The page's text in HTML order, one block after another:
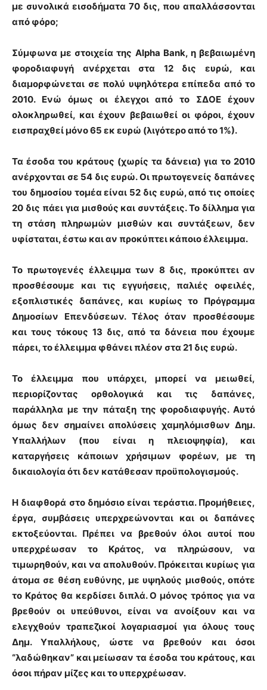
με συνολικά εισοδήματα 70 δις, που απαλλάσσονται
από φόρο;
Σύμφωνα με στοιχεία της Alpha Bank, η βεβαιωμένη
φοροδιαφυγή ανέρχεται στα 12 δις ευρώ, και
διαμορφώνεται σε πολύ υψηλότερα επίπεδα από το
2010. Ενώ όμως οι έλεγχοι από το ΣΔΟΕ έχουν
ολοκληρωθεί, και έχουν βεβαιωθεί οι φόροι, έχουν
εισπραχθεί μόνο 65 εκ ευρώ (λιγότερο από το 1%).
Τα έσοδα του κράτους (χωρίς τα δάνεια) για το 2010
ανέρχονται σε 54 δις ευρώ. Οι πρωτογενείς δαπάνες
του δημοσίου τομέα είναι 52 δις ευρώ, από τις οποίες
20 δις πάει για μισθούς και συντάξεις. Το δίλλημα για
τη στάση πληρωμών μισθών και συντάξεων, δεν
υφίσταται, έστω και αν προκύπτει κάποιο έλλειμμα.
Το πρωτογενές έλλειμμα των 8 δις, προκύπτει αν
προσθέσουμε και τις εγγυήσεις, παλιές οφειλές,
εξοπλιστικές δαπάνες, και κυρίως το Πρόγραμμα
Δημοσίων Επενδύσεων. Τέλος όταν προσθέσουμε
και τους τόκους 13 δις, από τα δάνεια που έχουμε
πάρει, το έλλειμμα φθάνει πλέον στα 21 δις ευρώ.
Το έλλειμμα που υπάρχει, μπορεί να μειωθεί,
περιορίζοντας ορθολογικά και τις δαπάνες,
παράλληλα με την πάταξη της φοροδιαφυγής. Αυτό
όμως δεν σημαίνει απολύσεις χαμηλόμισθων Δημ.
Υπαλλήλων (που είναι η πλειοψηφία), και
καταργήσεις κάποιων χρήσιμων φορέων, με τη
δικαιολογία ότι δεν κατάθεσαν προϋπολογισμούς.
Η διαφθορά στο δημόσιο είναι τεράστια. Προμήθειες,
έργα, συμβάσεις υπερχρεώνονται και οι δαπάνες
εκτοξεύονται. Πρέπει να βρεθούν όλοι αυτοί που
υπερχρέωσαν το Κράτος, να πληρώσουν, να
τιμωρηθούν, και να απολυθούν. Πρόκειται κυρίως για
άτομα σε θέση ευθύνης, με υψηλούς μισθούς, οπότε
το Κράτος θα κερδίσει διπλά. Ο μόνος τρόπος για να
βρεθούν οι υπεύθυνοι, είναι να ανοίξουν και να
ελεγχθούν τραπεζικοί λογαριασμοί για όλους τους
Δημ. Υπαλλήλους, ώστε να βρεθούν και όσοι
“λαδώθηκαν” και μείωσαν τα έσοδα του κράτους, και
όσοι πήραν μίζες και το υπερχρέωσαν.